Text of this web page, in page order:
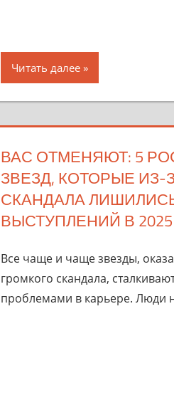
Читать далее
ВАС ОТМЕНЯЮТ: 5
ЗВЕЗД, КОТОРЫЕ ИЗ-
СКАНДАЛА
ВЫСТУПЛЕНИЙ В
Все чаще и чаще звезды,
громкого скандала,
проблемами в карьере. Люди